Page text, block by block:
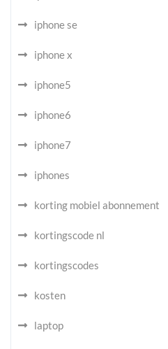
iphone se
iphone x
iphone5
iphone6
iphone7
iphones
korting mobiel abonnement
kortingscode nl
kortingscodes
kosten
laptop